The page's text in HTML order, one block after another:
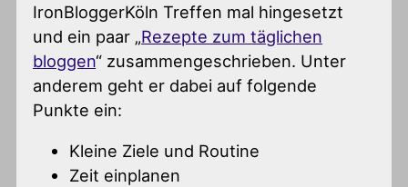
IronBloggerKöln Treffen mal hingesetzt
und ein paar „Rezepte zum täglichen
bloggen“ zusammengeschrieben. Unter
anderem geht er dabei auf folgende
Punkte ein:
Kleine Ziele und Routine
Zeit einplanen